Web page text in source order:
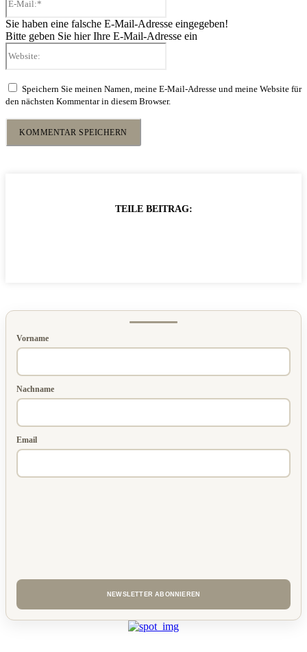
Sie haben eine falsche E-Mail-Adresse eingegeben!
Bitte geben Sie hier Ihre E-Mail-Adresse ein
Speichern Sie meinen Namen, meine E-Mail-Adresse und meine Website für
den nächsten Kommentar in diesem Browser.
TEILE BEITRAG:
Vorname
Nachname
Email